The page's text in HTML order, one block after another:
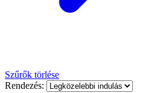
Szűrők törlése
Rendezés: